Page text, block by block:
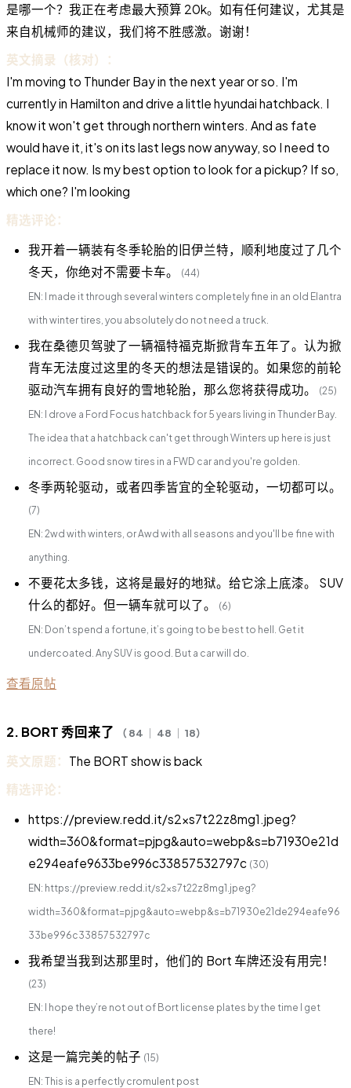
是哪一个？我正在考虑最大预算 20k。如有任何建议，尤其是
来自机械师的建议，我们将不胜感激。谢谢！
英文摘录（核对）：
I'm moving to Thunder Bay in the next year or so. I'm
currently in Hamilton and drive a little hyundai hatchback. I
know it won't get through northern winters. And as fate
would have it, it's on its last legs now anyway, so I need to
replace it now. Is my best option to look for a pickup? If so,
which one? I'm looking
精选评论：
我开着一辆装有冬季轮胎的旧伊兰特，顺利地度过了几个
冬天，你绝对不需要卡车。
(44)
EN: I made it through several winters completely fine in an old Elantra
with winter tires, you absolutely do not need a truck.
我在桑德贝驾驶了一辆福特福克斯掀背车五年了。认为掀
背车无法度过这里的冬天的想法是错误的。如果您的前轮
驱动汽车拥有良好的雪地轮胎，那么您将获得成功。
(25)
EN: I drove a Ford Focus hatchback for 5 years living in Thunder Bay.
The idea that a hatchback can't get through Winters up here is just
incorrect. Good snow tires in a FWD car and you're golden.
冬季两轮驱动，或者四季皆宜的全轮驱动，一切都可以。
(7)
EN: 2wd with winters, or Awd with all seasons and you'll be fine with
anything.
不要花太多钱，这将是最好的地狱。给它涂上底漆。 SUV
什么的都好。但一辆车就可以了。
(6)
EN: Don’t spend a fortune, it’s going to be best to hell. Get it
undercoated. Any SUV is good. But a car will do.
查看原帖
2. BORT 秀回来了 （ 84 ｜ 48 ｜ 18）
英文原题： The BORT show is back
精选评论：
https://preview.redd.it/s2xs7t22z8mg1.jpeg?
width=360&format=pjpg&auto=webp&s=b71930e21d
e294eafe9633be996c33857532797c (30)
EN: https://preview.redd.it/s2xs7t22z8mg1.jpeg?
width=360&format=pjpg&auto=webp&s=b71930e21de294eafe96
33be996c33857532797c
我希望当我到达那里时，他们的 Bort 车牌还没有用完！
(23)
EN: I hope they’re not out of Bort license plates by the time I get
there!
这是一篇完美的帖子 (15)
EN: This is a perfectly cromulent post